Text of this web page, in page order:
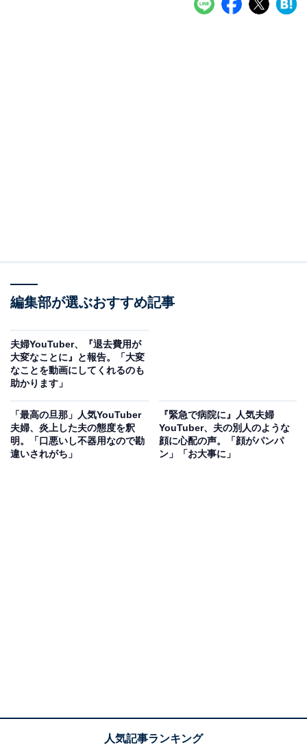
編集部が選ぶおすすめ記事
夫婦YouTuber、『退去費用が
大変なことに』と報告。「大変
なことを動画にしてくれるのも
助かります」
「最高の旦那」人気YouTuber
夫婦、炎上した夫の態度を釈
明。「口悪いし不器用なので勘
違いされがち」
『緊急で病院に』人気夫婦
YouTuber、夫の別人のような
顔に心配の声。「顔がパンパ
ン」「お大事に」